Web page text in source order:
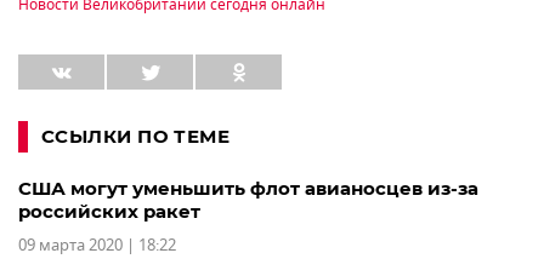
ССЫЛКИ ПО ТЕМЕ
США могут уменьшить флот авианосцев из-за
российских ракет
09 марта 2020 | 18:22